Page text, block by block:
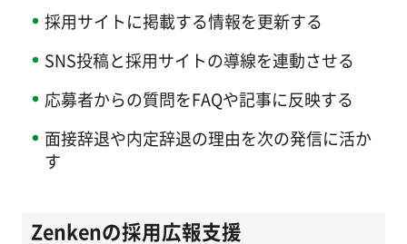
採用サイトに掲載する情報を更新する
SNS投稿と採用サイトの導線を連動させる
応募者からの質問をFAQや記事に反映する
面接辞退や内定辞退の理由を次の発信に活か
す
Zenkenの採用広報支援